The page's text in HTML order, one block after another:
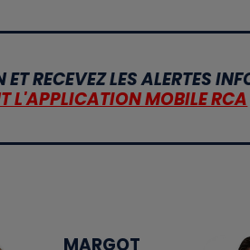
RECEVEZ LES ALERTES
L'APPLICATION MOBILE RCA